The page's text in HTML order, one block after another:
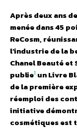
Après deux ans
menée dans 45
ReCosm,
l’industrie de la
Chanel Beauté
publie1 un Livre
de la première
réemploi des
initiative
cosmétiques est